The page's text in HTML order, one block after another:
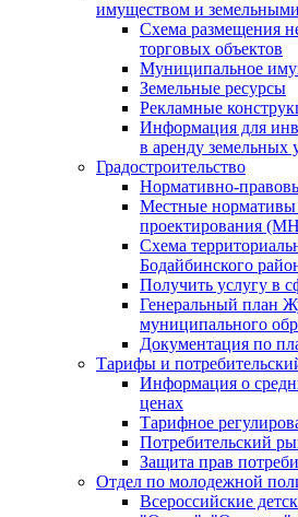
имуществом и
Схема размещения
торговых объектов
Муниципальное
Земельные ресурсы
Рекламные
Информация для
в аренду земельных
Градостроительство
Нормативно-
Местные нормативы
проектирования
Схема
Бодайбинского
Получить услугу в
Генеральный план
муниципального
Документация по
Тарифы и
Информация о
ценах
Тарифное
Потребительский
Защита прав
Отдел по молодежной
Всероссийские